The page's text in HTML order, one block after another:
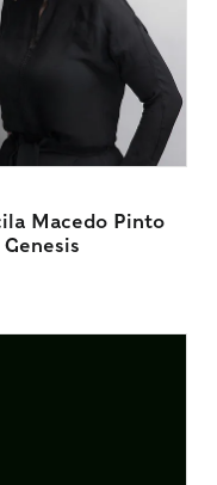
Macedo Pinto